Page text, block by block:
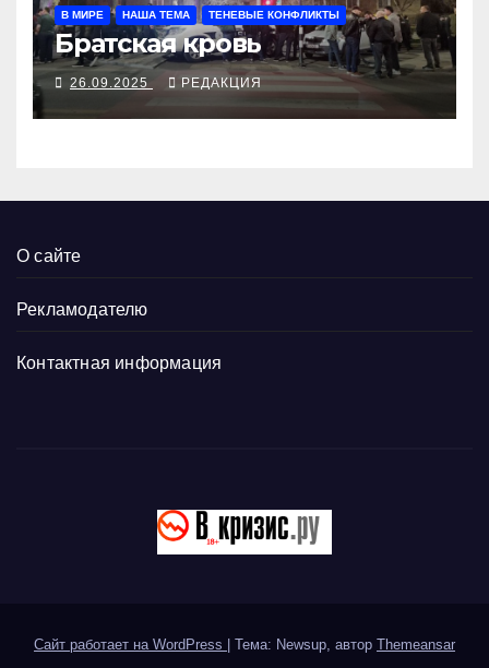
В МИРЕ НАША ТЕМА ТЕНЕВЫЕ КОНФЛИКТЫ
Братская кровь
26.09.2025 РЕДАКЦИЯ
О сайте
Рекламодателю
Контактная информация
Сайт работает на WordPress Тема: Newsup, автор Themeansar